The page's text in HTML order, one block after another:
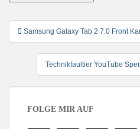
Beitragsnavigation
Samsung Galaxy Tab 2 7.0 Front
Technikfaultier YouTube
FOLGE MIR AUF